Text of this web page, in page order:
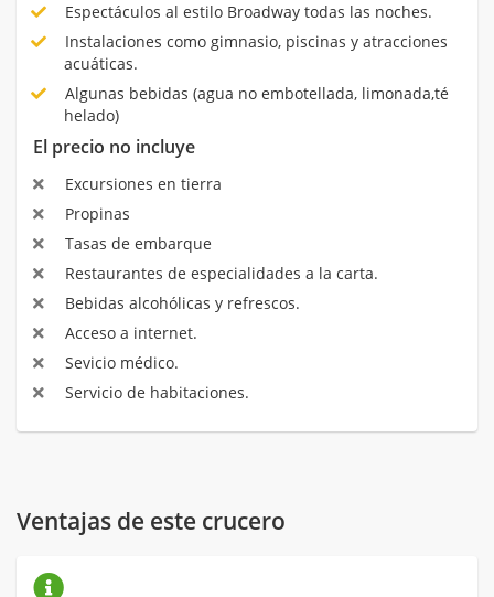
Espectáculos al estilo Broadway todas las noches.
Instalaciones como gimnasio, piscinas y atracciones
acuáticas.
Algunas bebidas (agua no embotellada, limonada,té
helado)
El precio no incluye
Excursiones en tierra
Propinas
Tasas de embarque
Restaurantes de especialidades a la carta.
Bebidas alcohólicas y refrescos.
Acceso a internet.
Sevicio médico.
Servicio de habitaciones.
Ventajas de este crucero